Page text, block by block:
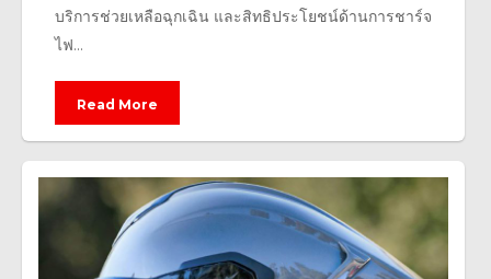
บริการช่วยเหลือฉุกเฉิน และสิทธิประโยชน์ด้านการชาร์จ
ไฟ...
Read More